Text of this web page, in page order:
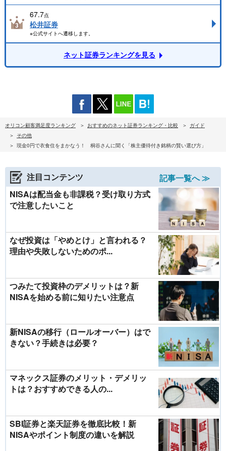
67.7点
松井証券
※公式サイトへ遷移します。
ネット証券ランキングを見る
オリコン顧客満足度ランキング おすすめのネット証券ランキング・比較
ガイド
その他
現金0円で衣食住をまかなう！ 桐谷さんに聞く「株主優待付き銘柄の賢い選び方」
注目コンテンツ
記事一覧へ ≫
NISAは配当金も非課税？受け取り方式
で注意したいこと
なぜ投資は「やめとけ」と言われる？
理由や失敗しないためのポ...
つみたて投資枠のデメリットは？新
NISAを始める前に知りたい注意点
新NISAの移行（ロールオーバー）はで
きない？手続きは必要？
マネックス証券のメリット・デメリッ
トは？おすすめできる人の...
SBI証券と楽天証券を徹底比較！新
NISAやポイント制度の違いを解説